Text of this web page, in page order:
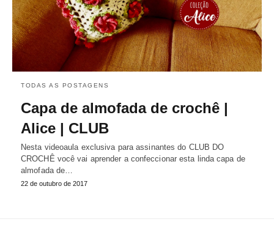
TODAS AS POSTAGENS
Capa de almofada de crochê |
Alice | CLUB
Nesta videoaula exclusiva para assinantes do CLUB DO
CROCHÊ você vai aprender a confeccionar esta linda capa de
almofada de…
22 de outubro de 2017